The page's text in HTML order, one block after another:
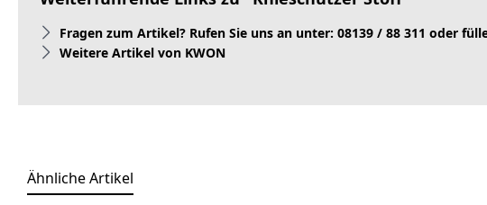
Fragen zum Artikel? Rufen Sie uns an unter: 08139 / 88 311 oder
Weitere Artikel von KWON
Ähnliche Artikel